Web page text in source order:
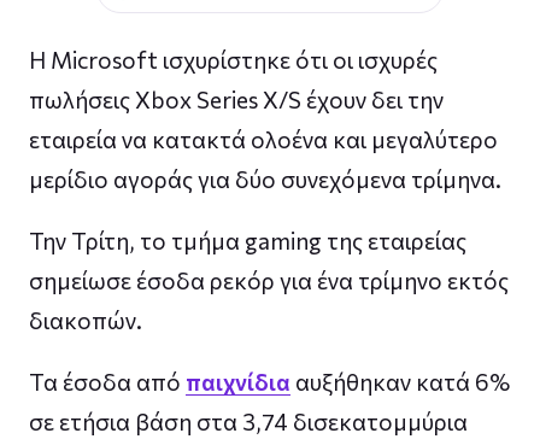
Η Microsoft ισχυρίστηκε ότι οι ισχυρές
πωλήσεις Xbox Series X/S έχουν δει την
εταιρεία να κατακτά ολοένα και μεγαλύτερο
μερίδιο αγοράς για δύο συνεχόμενα τρίμηνα.
Την Τρίτη, το τμήμα gaming της εταιρείας
σημείωσε έσοδα ρεκόρ για ένα τρίμηνο εκτός
διακοπών.
Τα έσοδα από παιχνίδια αυξήθηκαν κατά 6%
σε ετήσια βάση στα 3,74 δισεκατομμύρια